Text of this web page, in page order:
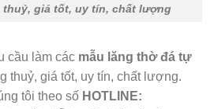
giá tốt, uy tín, chất lượng
cầu làm các mẫu lăng thờ đá tự
thuỷ, giá tốt, uy tín, chất lượng.
tôi theo số HOTLINE: